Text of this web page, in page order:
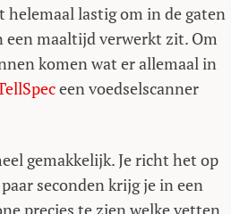
lastig om in de gaten
een maaltijd verwerkt zit. Om
komen wat er allemaal in
een voedselscanner
gemakkelijk. Je richt het op
seconden krijg je in een
precies te zien welke vetten,